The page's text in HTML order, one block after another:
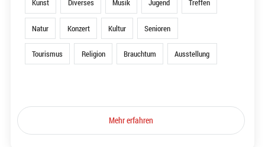
Kunst Diverses Musik Jugend Treffen
Natur Konzert Kultur Senioren
Tourismus Religion Brauchtum Ausstellung
Mehr erfahren